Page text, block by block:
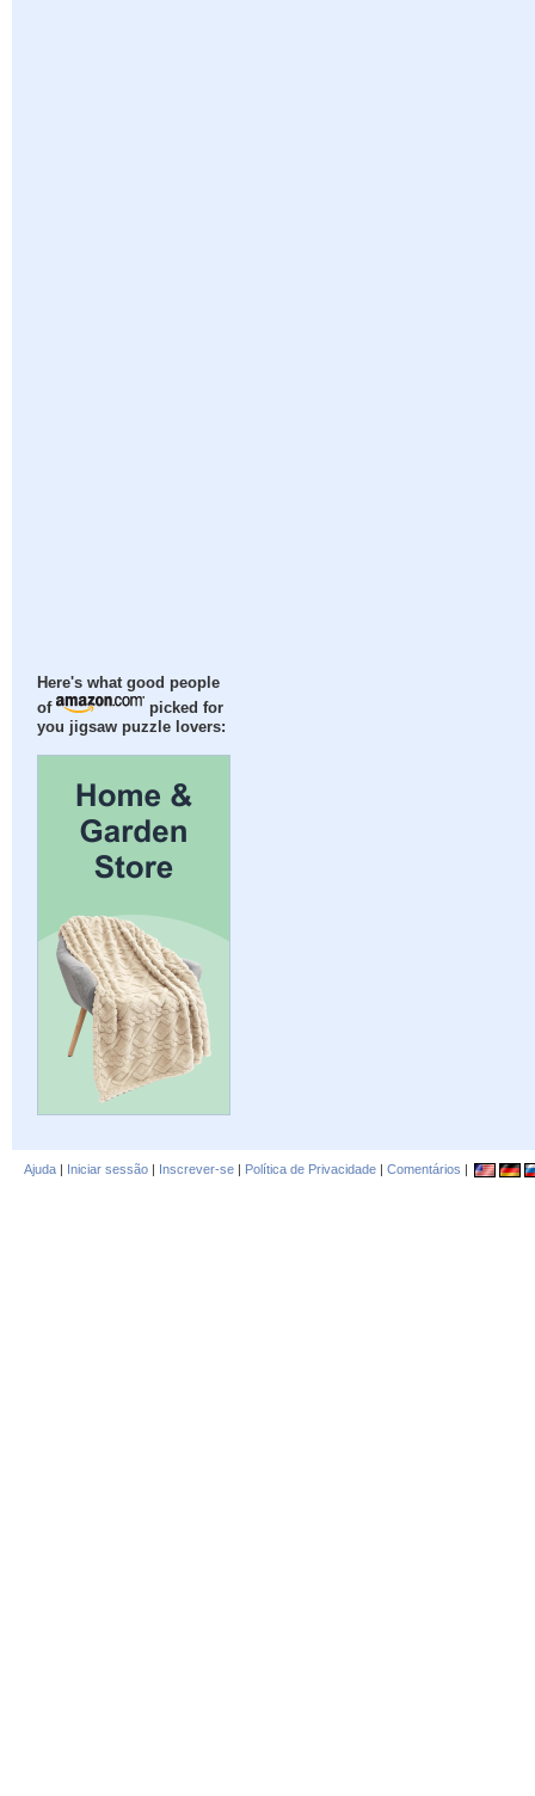
Here's what good people
of
picked for
you jigsaw puzzle lovers:
Ajuda | Iniciar sessão | Inscrever-se | Política de Privacidade | Comentários |